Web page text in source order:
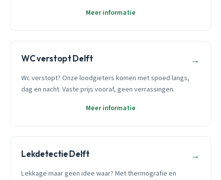
Meer informatie
WC verstopt Delft →
Wc verstopt? Onze loodgieters komen met spoed langs,
dag en nacht. Vaste prijs vooraf, geen verrassingen.
Meer informatie
Lekdetectie Delft →
Lekkage maar geen idee waar? Met thermografie en